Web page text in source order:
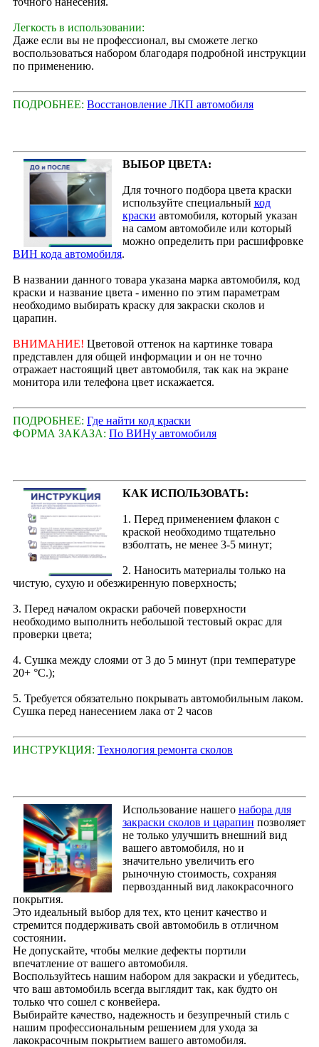
Легкость в использовании:
Даже если вы не профессионал, вы сможете легко
воспользоваться набором благодаря подробной инструкции
по применению.
ПОДРОБНЕЕ: Восстановление ЛКП автомобиля
ВЫБОР ЦВЕТА:
Для точного подбора цвета краски
используйте специальный код
краски автомобиля, который указан
на самом автомобиле или который
можно определить при расшифровке
ВИН кода автомобиля.
В названии данного товара указана марка автомобиля, код
краски и название цвета - именно по этим параметрам
необходимо выбирать краску для закраски сколов и
царапин.
ВНИМАНИЕ! Цветовой оттенок на картинке товара
представлен для общей информации и он не точно
отражает настоящий цвет автомобиля, так как на экране
монитора или телефона цвет искажается.
ПОДРОБНЕЕ: Где найти код краски
ФОРМА ЗАКАЗА: По ВИНу автомобиля
КАК ИСПОЛЬЗОВАТЬ:
1. Перед применением флакон с
краской необходимо тщательно
взболтать, не менее 3-5 минут;
2. Наносить материалы только на
чистую, сухую и обезжиренную поверхность;
3. Перед началом окраски рабочей поверхности
необходимо выполнить небольшой тестовый окрас для
проверки цвета;
4. Сушка между слоями от 3 до 5 минут (при температуре
20+ °С.);
5. Требуется обязательно покрывать автомобильным лаком.
Сушка перед нанесением лака от 2 часов
ИНСТРУКЦИЯ: Технология ремонта сколов
Использование нашего набора для
закраски сколов и царапин позволяет
не только улучшить внешний вид
вашего автомобиля, но и
значительно увеличить его
рыночную стоимость, сохраняя
первозданный вид лакокрасочного
покрытия.
Это идеальный выбор для тех, кто ценит качество и
стремится поддерживать свой автомобиль в отличном
состоянии.
Не допускайте, чтобы мелкие дефекты портили
впечатление от вашего автомобиля.
Воспользуйтесь нашим набором для закраски и убедитесь,
что ваш автомобиль всегда выглядит так, как будто он
только что сошел с конвейера.
Выбирайте качество, надежность и безупречный стиль с
нашим профессиональным решением для ухода за
лакокрасочным покрытием вашего автомобиля.